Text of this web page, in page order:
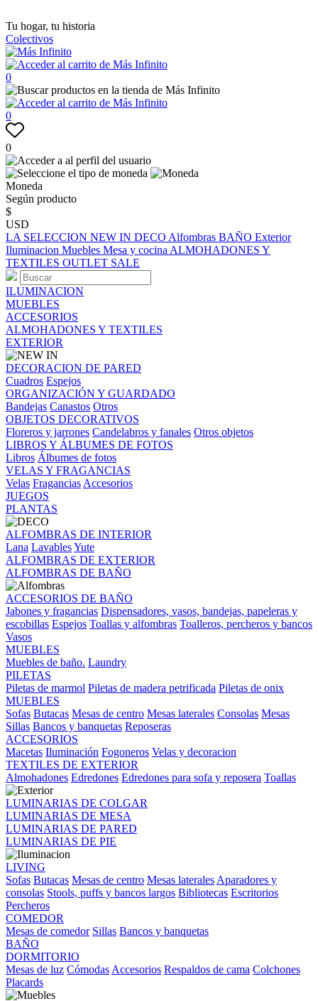
Tu hogar, tu historia
Colectivos
0
0
0
Moneda
Según producto
$
USD
LA SELECCION NEW IN DECO Alfombras BAÑO Exterior
Iluminacion Muebles Mesa y cocina ALMOHADONES Y
TEXTILES OUTLET SALE
ILUMINACION
MUEBLES
ACCESORIOS
ALMOHADONES Y TEXTILES
EXTERIOR
DECORACION DE PARED
Cuadros Espejos
ORGANIZACIÓN Y GUARDADO
Bandejas Canastos Otros
OBJETOS DECORATIVOS
Floreros y jarrones Candelabros y fanales Otros objetos
LIBROS Y ÁLBUMES DE FOTOS
Libros Álbumes de fotos
VELAS Y FRAGANCIAS
Velas Fragancias Accesorios
JUEGOS
PLANTAS
ALFOMBRAS DE INTERIOR
Lana LavablesYute
ALFOMBRAS DE EXTERIOR
ALFOMBRAS DE BAÑO
ACCESORIOS DE BAÑO
Jabones y fragancias Dispensadores, vasos, bandejas, papeleras y
escobillas Espejos Toallas y alfombras Toalleros, percheros y bancos
Vasos
MUEBLES
Muebles de baño. Laundry
PILETAS
Piletas de marmol Piletas de madera petrificada Piletas de onix
MUEBLES
Sofas Butacas Mesas de centro Mesas laterales Consolas Mesas
Sillas Bancos y banquetas Reposeras
ACCESORIOS
Macetas Iluminación Fogoneros Velas y decoracion
TEXTILES DE EXTERIOR
Almohadones Edredones Edredones para sofa y reposera Toallas
LUMINARIAS DE COLGAR
LUMINARIAS DE MESA
LUMINARIAS DE PARED
LUMINARIAS DE PIE
LIVING
Sofas Butacas Mesas de centro Mesas laterales Aparadores y
consolas Stools, puffs y bancos largos Bibliotecas Escritorios
Percheros
COMEDOR
Mesas de comedor Sillas Bancos y banquetas
BAÑO
DORMITORIO
Mesas de luz Cómodas Accesorios Respaldos de cama Colchones
Placards